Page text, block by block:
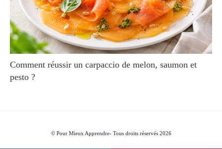
Comment réussir un carpaccio de melon, saumon et
pesto ?
© Pour Mieux Apprendre- Tous droits réservés 2026